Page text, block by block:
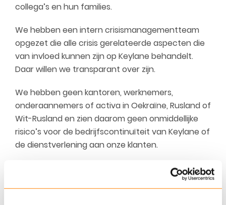
collega’s en hun families.
We hebben een intern crisismanagementteam
opgezet die alle crisis gerelateerde aspecten die
van invloed kunnen zijn op Keylane behandelt.
Daar willen we transparant over zijn.
We hebben geen kantoren, werknemers,
onderaannemers of activa in Oekraïne, Rusland of
Wit-Rusland en zien daarom geen onmiddellijke
risico’s voor de bedrijfscontinuïteit van Keylane of
de dienstverlening aan onze klanten.
uitgroeien tot een cyberoorlog in West-Europa,